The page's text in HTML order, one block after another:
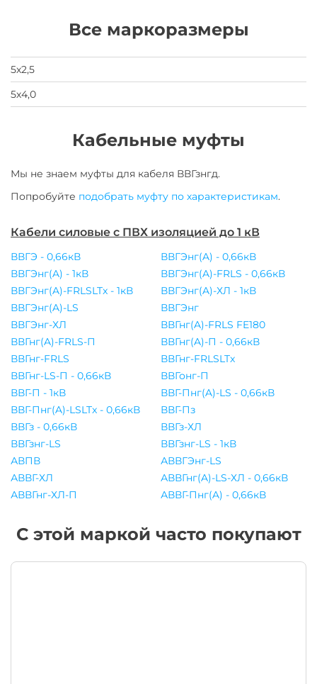
завод
Все маркоразмеры
5х2,5
5х4,0
Кабельные муфты
Мы не знаем муфты для кабеля ВВГзнгд.
Попробуйте подобрать муфту по характеристикам.
Кабели силовые с ПВХ изоляцией до 1 кВ
ВВГЭ - 0,66кВ
ВВГЭнг(A) - 0,66кВ
ВВГЭнг(A) - 1кВ
ВВГЭнг(A)-FRLS - 0,66кВ
ВВГЭнг(A)-FRLSLTx - 1кВ
ВВГЭнг(A)-ХЛ - 1кВ
ВВГЭнг(A)-LS
ВВГЭнг
ВВГЭнг-ХЛ
ВВГнг(A)-FRLS FE180
ВВГнг(A)-FRLS-П
ВВГнг(A)-П - 0,66кВ
ВВГнг-FRLS
ВВГнг-FRLSLTx
ВВГнг-LS-П - 0,66кВ
ВВГонг-П
ВВГ-П - 1кВ
ВВГ-Пнг(A)-LS - 0,66кВ
ВВГ-Пнг(A)-LSLTx - 0,66кВ
ВВГ-Пз
ВВГз - 0,66кВ
ВВГз-ХЛ
ВВГзнг-LS
ВВГзнг-LS - 1кВ
АВПВ
АВВГЭнг-LS
АВВГ-ХЛ
АВВГнг(A)-LS-ХЛ - 0,66кВ
АВВГнг-ХЛ-П
АВВГ-Пнг(A) - 0,66кВ
С этой маркой часто покупают